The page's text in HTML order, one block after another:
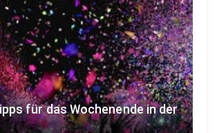
für das Wochenende in der